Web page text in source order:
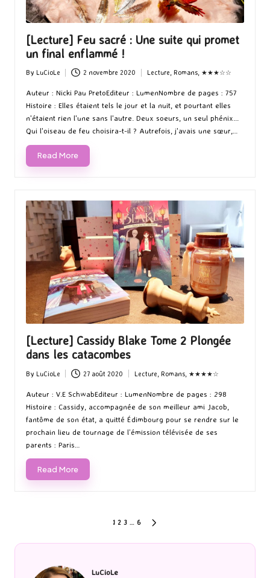
[Lecture] Feu sacré : Une suite qui promet
un final enflammé !
Posted
by
By LuCioLe 2 novembre 2020
in
Lecture, Romans, ★★★☆☆
Auteur : Nicki Pau PretoEditeur : LumenNombre de pages : 757
Histoire : Elles étaient tels le jour et la nuit, et pourtant elles
n'étaient rien l'une sans l'autre. Deux soeurs, un seul phénix...
Qui l'oiseau de feu choisira-t-il ? Autrefois, j'avais une sœur,…
Read More
[Lecture] Cassidy Blake Tome 2 Plongée
dans les catacombes
Posted
by
By LuCioLe 27 août 2020
Posted
Lecture Romans, ★★★★☆
Auteur : V.E SchwabEditeur : LumenNombre de pages : 298
Histoire : Cassidy, accompagnée de son meilleur ami Jacob,
fantôme de son état, a quitté Édimbourg pour se rendre sur le
prochain lieu de tournage de l’émission télévisée de ses
parents : Paris…
Read More
des
publications
1 2 3 … 6
LuCioLe